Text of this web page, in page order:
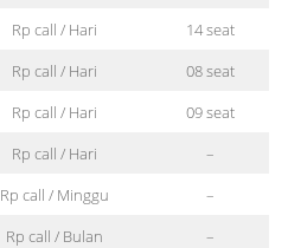
Rp call / Hari
14 seat
Rp call / Hari
08 seat
Rp call / Hari
09 seat
Rp call / Hari
–
Rp call / Minggu
–
Rp call / Bulan
–